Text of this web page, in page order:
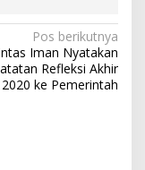
Pos berikutnya
Iman Nyatakan
Refleksi Akhir
ke Pemerintah